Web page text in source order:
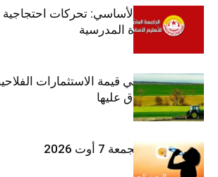
جامعة التعليم الأساسي: تحركات احتجاجية
تزامنا مع العودة المدرسية
ارتفاع بـ15% في قيمة الاستثمارات
الخاصة المصادق عليها
طقس اليوم الجمعة 7 أوت 2026